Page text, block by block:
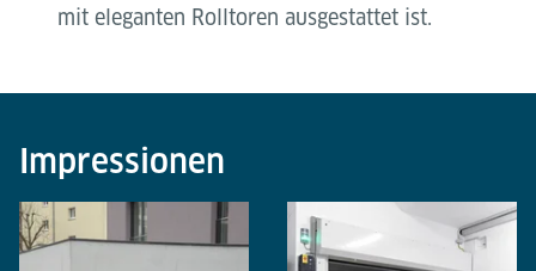
mit eleganten Rolltoren ausgestattet ist.
Impressionen